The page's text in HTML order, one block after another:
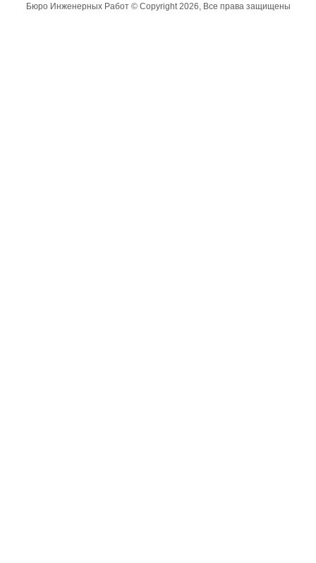
Бюро Инженерных Работ © Copyright 2026, Все права защищены